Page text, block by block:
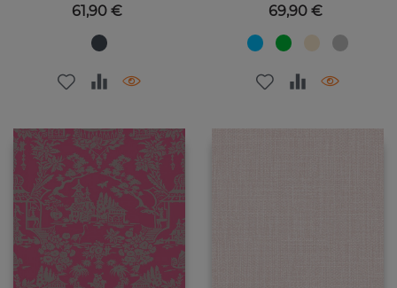
Preis
61,90 € Preis
69,90 €